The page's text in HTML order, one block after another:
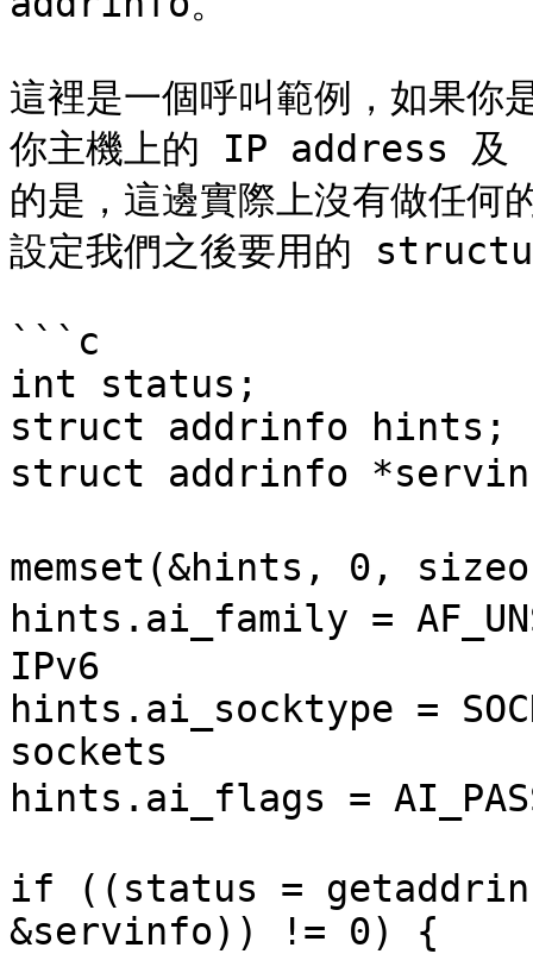
這裡是一個呼叫範例，如果
你主機上的 IP address
的是，這邊實際上沒有做任
設定我們之後要用的
```c
int status;
struct addrinfo hints;
struct addrinfo
memset(&hints, 0,
hints.ai_family =
IPv6
hints.ai_socktype =
sockets
hints.ai_flags =
if ((status =
&servinfo)) != 0) {